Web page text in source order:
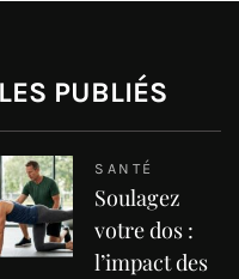
PUBLIÉS
SANTÉ
Soulagez
votre dos :
l’impact des